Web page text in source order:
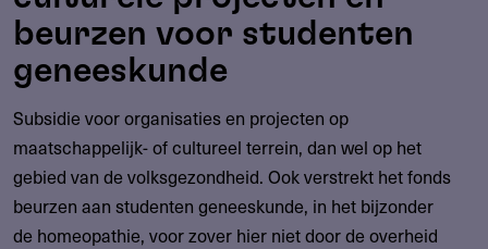
beurzen voor studenten
geneeskunde
Subsidie voor organisaties en projecten op
maatschappelijk- of cultureel terrein, dan wel op het
gebied van de volksgezondheid. Ook verstrekt het fonds
beurzen aan studenten geneeskunde, in het bijzonder
de homeopathie, voor zover hier niet door de overheid